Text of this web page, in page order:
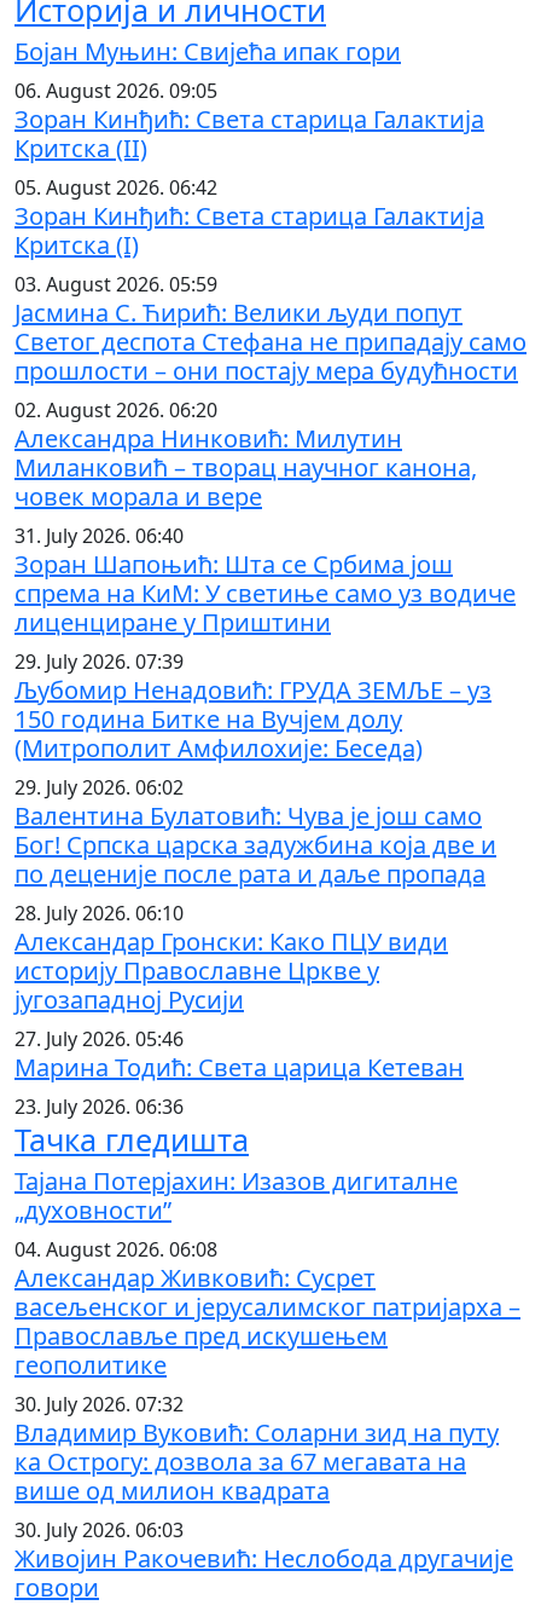
Историја и личности
Бојан Муњин: Свијећа ипак гори
06. August 2026. 09:05
Зоран Кинђић: Света старица Галактија
Критска (II)
05. August 2026. 06:42
Зоран Кинђић: Света старица Галактија
Критска (I)
03. August 2026. 05:59
Јасмина С. Ћирић: Велики људи попут
Светог деспота Стефана не припадају само
прошлости – они постају мера будућности
02. August 2026. 06:20
Александра Нинковић: Милутин
Миланковић – творац научног канона,
човек морала и вере
31. July 2026. 06:40
Зоран Шапоњић: Шта се Србима још
спрема на КиМ: У светиње само уз водиче
лиценциране у Приштини
29. July 2026. 07:39
Љубомир Ненадовић: ГРУДА ЗЕМЉЕ – уз
150 година Битке на Вучјем долу
(Митрополит Амфилохије: Беседа)
29. July 2026. 06:02
Валентина Булатовић: Чува је још само
Бог! Српска царска задужбина која две и
по деценије после рата и даље пропада
28. July 2026. 06:10
Александар Гронски: Како ПЦУ види
историју Православне Цркве у
југозападној Русији
27. July 2026. 05:46
Марина Тодић: Света царица Кетеван
23. July 2026. 06:36
Тачка гледишта
Тајана Потерјахин: Изазов дигиталне
„духовности”
04. August 2026. 06:08
Александар Живковић: Сусрет
васељенског и јерусалимског патријарха –
Православље пред искушењем
геополитике
30. July 2026. 07:32
Владимир Вуковић: Соларни зид на путу
ка Острогу: дозвола за 67 мегавата на
више од милион квадрата
30. July 2026. 06:03
Живојин Ракочевић: Неслобода другачије
говори